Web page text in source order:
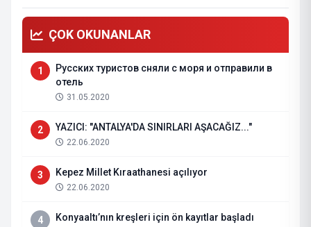
ÇOK OKUNANLAR
1
Русских туристов сняли с моря и отправили в
отель
31.05.2020
2 YAZICI: "ANTALYA'DA SINIRLARI AŞACAĞIZ..."
22.06.2020
3 Kepez Millet Kıraathanesi açılıyor
22.06.2020
4 Konyaaltı’nın kreşleri için ön kayıtlar başladı